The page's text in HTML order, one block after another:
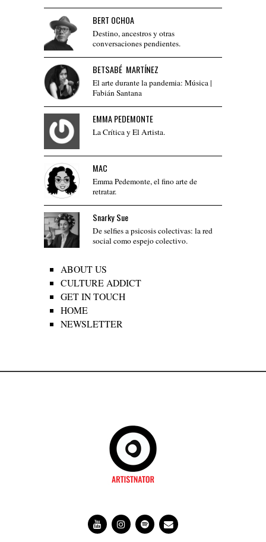
BERT OCHOA
Destino, ancestros y otras
conversaciones pendientes.
BETSABÉ MARTÍNEZ
El arte durante la pandemia: Música |
Fabián Santana
EMMA PEDEMONTE
La Crítica y El Artista.
MAC
Emma Pedemonte, el fino arte de
retratar.
Snarky Sue
De selfies a psicosis colectivas: la red
social como espejo colectivo.
ABOUT US
CULTURE ADDICT
GET IN TOUCH
HOME
NEWSLETTER